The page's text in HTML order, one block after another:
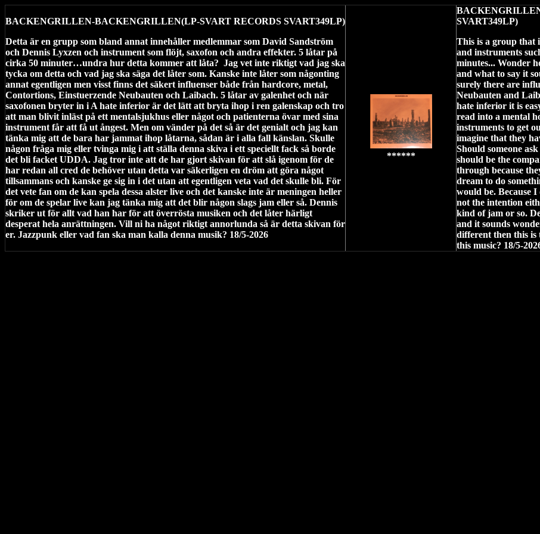
BACKENGRILLEN-BACKENGRILLEN(LP-SVART RECORDS SVART349LP)
Detta är en grupp som bland annat innehåller medlemmar som David Sandström
och Dennis Lyxzen och instrument som flöjt, saxofon och andra effekter. 5 låtar på
cirka 50 minuter…undra hur detta kommer att låta? Jag vet inte riktigt vad jag ska
tycka om detta och vad jag ska säga det låter som. Kanske inte låter som någonting
annat egentligen men visst finns det säkert influenser både från hardcore, metal,
Contortions, Einstuerzende Neubauten och Laibach. 5 låtar av galenhet och när
saxofonen bryter in i A hate inferior är det lätt att bryta ihop i ren galenskap och tro
att man blivit inläst på ett mentalsjukhus eller något och patienterna övar med sina
instrument får att få ut ångest. Men om vänder på det så är det genialt och jag kan
tänka mig att de bara har jammat ihop låtarna, sådan är i alla fall känslan. Skulle
någon fråga mig eller tvinga mig i att ställa denna skiva i ett speciellt fack så borde
det bli facket UDDA. Jag tror inte att de har gjort skivan för att slå igenom för de
har redan all cred de behöver utan detta var säkerligen en dröm att göra något
tillsammans och kanske ge sig in i det utan att egentligen veta vad det skulle bli. För
det vete fan om de kan spela dessa alster live och det kanske inte är meningen heller
för om de spelar live kan jag tänka mig att det blir någon slags jam eller så. Dennis
skriker ut för allt vad han har för att överrösta musiken och det låter härligt
desperat hela anrättningen. Vill ni ha något riktigt annorlunda så är detta skivan för
er. Jazzpunk eller vad fan ska man kalla denna musik? 18/5-2026
******
SVART349LP)
This is a group that
and instruments
minutes... Wonder
and what to say it
surely there are
Neubauten and
hate inferior it is
read into a mental
instruments to get
imagine that they
Should someone
should be the
through because
dream to do
would be. Because
not the intention
kind of jam or so.
and it sounds
different then this
this music? 18/5-